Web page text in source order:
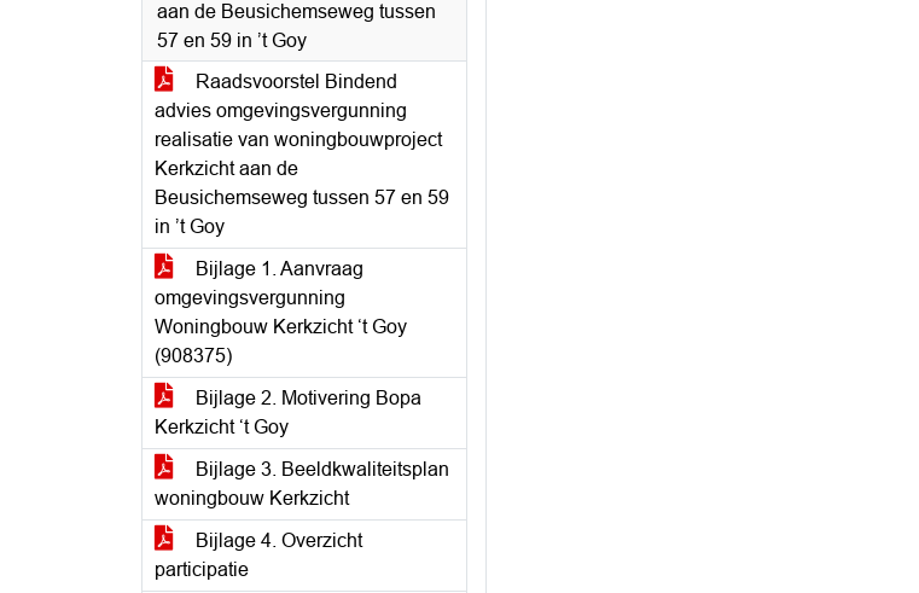
aan de Beusichemseweg tussen
57 en 59 in ’t Goy
Raadsvoorstel Bindend
advies omgevingsvergunning
realisatie van woningbouwproject
Kerkzicht aan de
Beusichemseweg tussen 57 en 59
in ’t Goy
Bijlage 1. Aanvraag
omgevingsvergunning
Woningbouw Kerkzicht ‘t Goy
(908375)
Bijlage 2. Motivering Bopa
Kerkzicht ‘t Goy
Bijlage 3. Beeldkwaliteitsplan
woningbouw Kerkzicht
Bijlage 4. Overzicht
participatie